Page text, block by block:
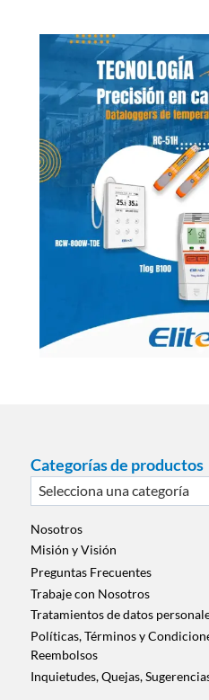
Categorías de productos
Selecciona
una
categoría
Nosotros
Misión y Visión
Preguntas Frecuentes
Trabaje con Nosotros
Tratamientos de datos
Políticas, Términos y
Reembolsos
Inquietudes, Quejas,